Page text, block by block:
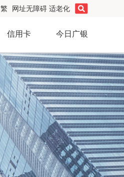
繁 网址无障碍 适老化
信用卡 今日广银